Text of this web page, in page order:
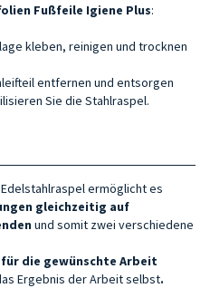
Fußfeile Igiene Plus:
kleben, reinigen und trocknen
entfernen und entsorgen
Sie die Stahlraspel.
ermöglicht es
gleichzeitig auf
und somit zwei verschiedene
die gewünschte Arbeit
Ergebnis der Arbeit selbst.